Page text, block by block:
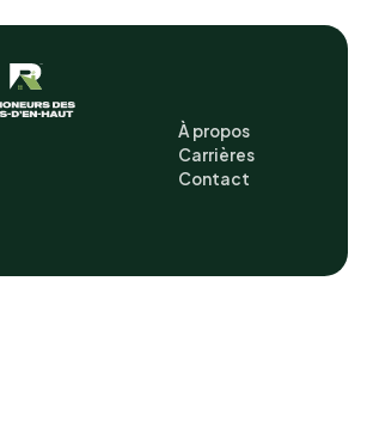
À propos
Carrières
Contact